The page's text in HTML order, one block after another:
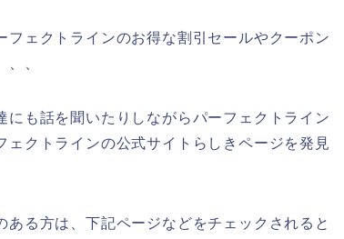
ェクトラインのお得な割引セールやクーポン
、
も話を聞いたりしながらパーフェクトライン
クトラインの公式サイトらしきページを発見
る方は、下記ページなどをチェックされると